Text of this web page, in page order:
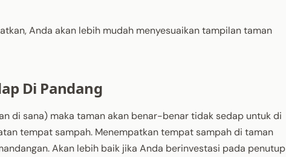
Anda akan lebih mudah menyesuaikan tampilan taman
Di Pandang
di sana) maka taman akan benar-benar tidak sedap untuk di
tempat sampah. Menempatkan tempat sampah di taman
Akan lebih baik jika Anda berinvestasi pada penutup